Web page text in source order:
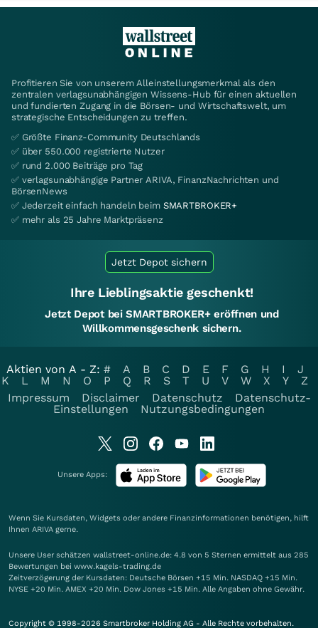
Profitieren Sie von unserem Alleinstellungsmerkmal als den
zentralen verlagsunabhängigen Wissens-Hub für einen aktuellen
und fundierten Zugang in die Börsen- und Wirtschaftswelt, um
strategische Entscheidungen zu treffen.
✅ Größte Finanz-Community Deutschlands
✅ über 550.000 registrierte Nutzer
✅ rund 2.000 Beiträge pro Tag
✅ verlagsunabhängige Partner ARIVA, FinanzNachrichten und
BörsenNews
✅ Jederzeit einfach handeln beim SMARTBROKER+
✅ mehr als 25 Jahre Marktpräsenz
Jetzt Depot sichern
Ihre Lieblingsaktie geschenkt!
Jetzt Depot bei SMARTBROKER+ eröffnen und
Willkommensgeschenk sichern.
Aktien von A - Z: # A B C D E F G H I
J
K
L M N O P Q R S T U V W X Y
Z
Impressum
Disclaimer Datenschutz
Datenschutz-
Einstellungen
Nutzungsbedingungen
Unsere Apps:
Wenn Sie Kursdaten, Widgets oder andere Finanzinformationen benötigen, hilft
Ihnen ARIVA gerne.
Unsere User schätzen wallstreet-online.de: 4.8 von 5 Sternen ermittelt aus 285
Bewertungen bei www.kagels-trading.de
Zeitverzögerung der Kursdaten: Deutsche Börsen +15 Min. NASDAQ +15 Min.
NYSE +20 Min. AMEX +20 Min. Dow Jones +15 Min. Alle Angaben ohne Gewähr.
Copyright © 1998-2026 Smartbroker Holding AG - Alle Rechte vorbehalten.